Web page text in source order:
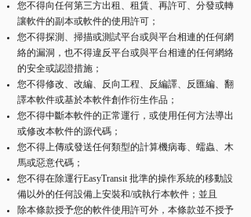
您不得向任何第三方出租、租賃、再許可、分發或轉
讓軟件的副本或軟件的使用許可；
您不得探測、掃描或測試平台或與平台相連的任何網
絡的漏洞，也不得違反平台或與平台相連的任何網絡
的安全或認證措施；
您不得修改、改編、反向工程、反編譯、反匯編、翻
譯本軟件或基於本軟件創作衍生作品；
您不得中斷本軟件的正常運行，或使用任何方法導出
或修改本軟件的源代碼；
您不得上傳或發送任何類型的計算機病毒、蠕蟲、木
馬或惡意代碼；
您不得在除運行EasyTransit 批準的操作系統的移動設
備以外的任何設備上安裝和/或執行本軟件；並且
除本條款授予您的軟件使用許可外，本條款並不授予